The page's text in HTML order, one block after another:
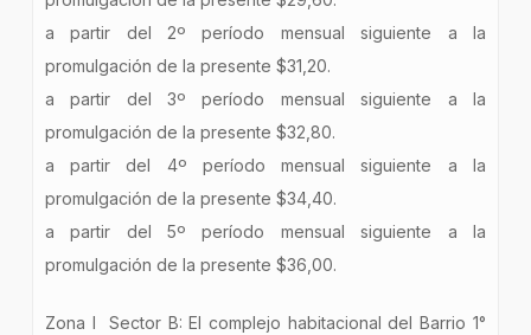
a partir del 2º período mensual siguiente a la
promulgación de la presente $31,20.
a partir del 3º período mensual siguiente a la
promulgación de la presente $32,80.
a partir del 4º período mensual siguiente a la
promulgación de la presente $34,40.
a partir del 5º período mensual siguiente a la
promulgación de la presente $36,00.
Zona I Sector B: El complejo habitacional del Barrio 1°